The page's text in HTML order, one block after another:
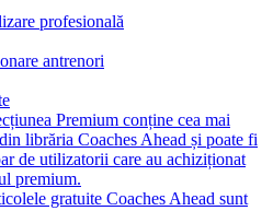
profesională
antrenori
Premium conține cea mai
librăria Coaches Ahead și poate fi
de utilizatorii care au achiziționat
premium.
gratuite Coaches Ahead sunt